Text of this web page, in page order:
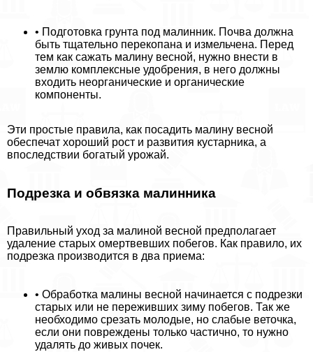
• Подготовка грунта под малинник. Почва должна
быть тщательно перекопана и измельчена. Перед
тем как сажать малину весной, нужно внести в
землю комплексные удобрения, в него должны
входить неорганические и органические
компоненты.
Эти простые правила, как посадить малину весной
обеспечат хороший рост и развития кустарника, а
впоследствии богатый урожай.
Подрезка и обвязка малинника
Правильный уход за малиной весной предполагает
удаление старых омертвевших побегов. Как правило, их
подрезка производится в два приема:
• Обработка малины весной начинается с подрезки
старых или не переживших зиму побегов. Так же
необходимо срезать молодые, но слабые веточка,
если они повреждены только частично, то нужно
удалять до живых почек.